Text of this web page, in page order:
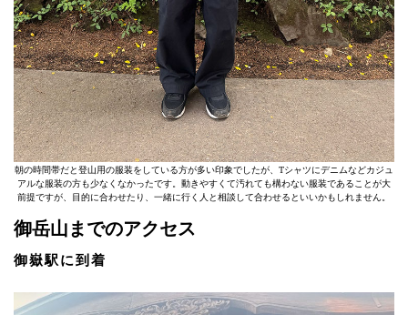
朝の時間帯だと登山用の服装をしている方が多い印象でしたが、Tシャツにデニムなどカジュ
アルな服装の方も少なくなかったです。動きやすくて汚れても構わない服装であることが大
前提ですが、目的に合わせたり、一緒に行く人と相談して合わせるといいかもしれません。
御岳山までのアクセス
御嶽駅に到着